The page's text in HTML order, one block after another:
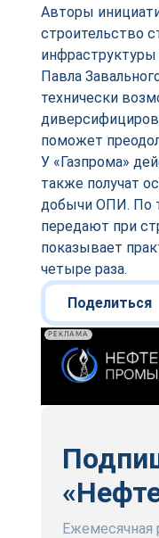
Авторы
строительство
Павла
технически
поможет
У «Газпрома»
также получат
добычи ОПИ. По
передают при
показывает
четыре раза.
Поделиться
РЕКЛАМА
Ежемесячная